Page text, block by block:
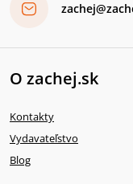
O zachej.sk
Kontakty
Vydavateľstvo
Blog